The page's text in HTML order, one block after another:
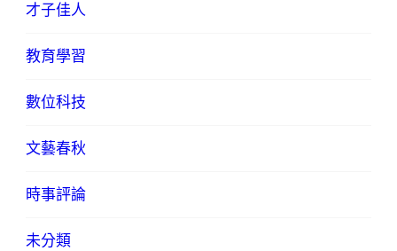
才子佳人
教育學習
數位科技
文藝春秋
時事評論
未分類